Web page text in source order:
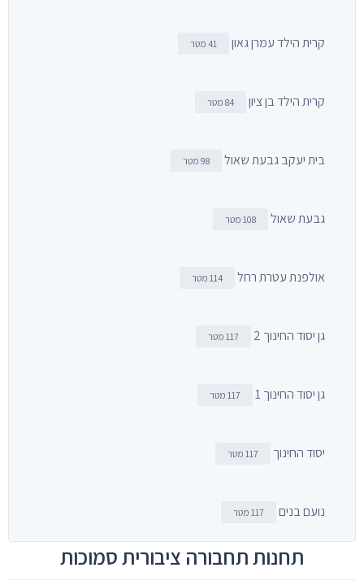
קרית הילד עמרן גאון 41 מטר
קרית הילד בן ציון 84 מטר
בית יעקב גבעת שאול 98 מטר
גבעת שאול 108 מטר
אולפנת עטרת רחל 114 מטר
גן יסוד החינוך 2 117 מטר
גן יסוד החינוך 1 117 מטר
יסוד החינוך 117 מטר
נועם בנים 117 מטר
תחנות תחבורה ציבורית סמוכות